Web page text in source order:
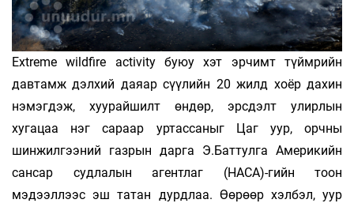
Extreme wildfire activity буюу хэт эрчимт түймрийн
давтамж дэлхий даяар сүүлийн 20 жилд хоёр дахин
нэмэгдэж, хуурайшилт өндөр, эрсдэлт улирлын
хугацаа нэг сараар уртассаныг Цаг уур, орчны
шинжилгээний газрын дарга Э.Баттулга Америкийн
сансар судлалын агентлаг (НАСА)-гийн тоон
мэдээллээс эш татан дурдлаа. Өөрөөр хэлбэл, уур